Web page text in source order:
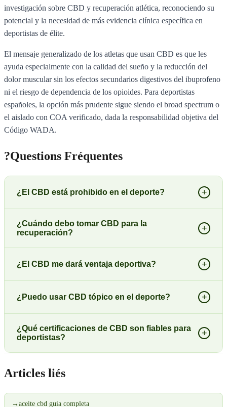
investigación sobre CBD y recuperación atlética, reconociendo su
potencial y la necesidad de más evidencia clínica específica en
deportistas de élite.
El mensaje generalizado de los atletas que usan CBD es que les
ayuda especialmente con la calidad del sueño y la reducción del
dolor muscular sin los efectos secundarios digestivos del ibuprofeno
ni el riesgo de dependencia de los opioides. Para deportistas
españoles, la opción más prudente sigue siendo el broad spectrum o
el aislado con COA verificado, dada la responsabilidad objetiva del
Código WADA.
?Questions Fréquentes
¿El CBD está prohibido en el deporte? +
¿Cuándo debo tomar CBD para la
recuperación?
+
¿El CBD me dará ventaja deportiva? +
¿Puedo usar CBD tópico en el deporte? +
¿Qué certificaciones de CBD son fiables para
deportistas?
+
Articles liés
→ aceite cbd guia completa